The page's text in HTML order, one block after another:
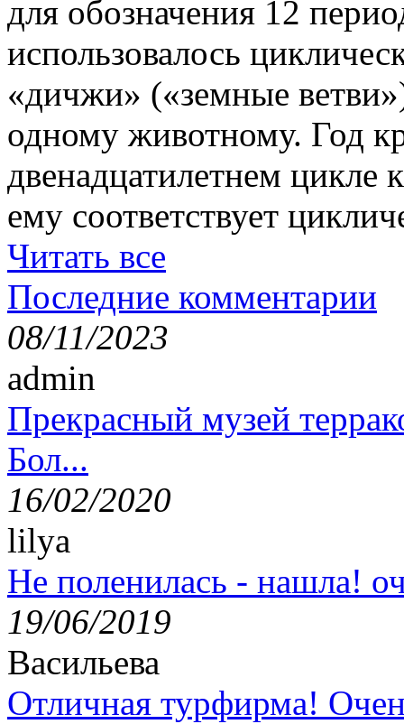
для обозначения 12
использовалось
«дичжи» («земные
одному животному. Год
двенадцатилетнем цикле
ему соответствует
Читать все
Последние комментарии
08/11/2023
admin
Прекрасный музей
Бол...
16/02/2020
lilya
Не поленилась - нашла!
19/06/2019
Васильева
Отличная турфирма!